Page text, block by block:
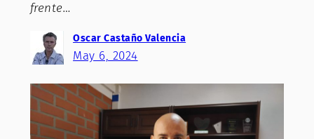
frente…
Oscar Castaño Valencia
May 6, 2024